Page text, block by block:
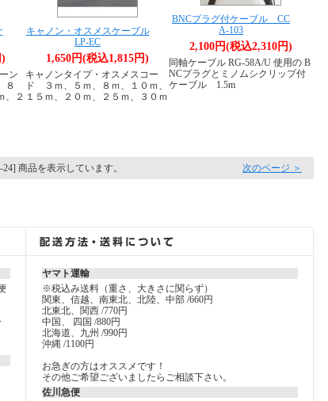
ン
８
、２
キャノン・オスメスケーブル
LP-EC
1,650円(税込1,815円)
キャノンタイプ・オスメスコー
ド ３ｍ、５ｍ、８ｍ、１０ｍ、
１５ｍ、２０ｍ、２５ｍ、３０ｍ
BNCプラグ付ケーブル CC
A-103
2,100円(税込2,310円)
同軸ケーブル RG-58A/U 使用の B
NCプラグとミノムシクリップ付
ケーブル 1.5m
商品を表示しています。 次のページ ＞
ヤマト運輸
※税込み送料（重さ、大きさに関らず）
関東、信越、南東北、北陸、中部 /660円
北東北、関西 /770円
中国、 四国 /880円
北海道、九州 /990円
沖縄 /1100円
お急ぎの方はオススメです！
その他ご希望ございましたらご相談下さい。
佐川急便